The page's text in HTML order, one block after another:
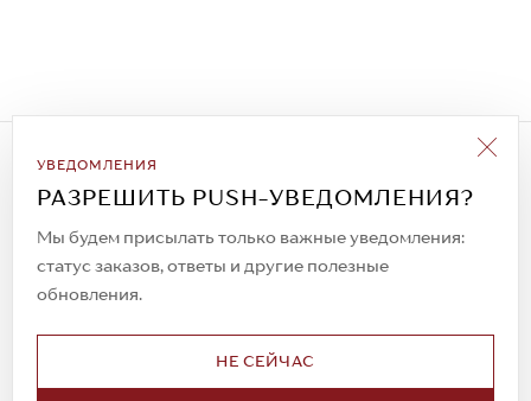
УВЕДОМЛЕНИЯ
РАЗРЕШИТЬ PUSH-УВЕДОМЛЕНИЯ?
Мы будем присылать только важные уведомления:
статус заказов, ответы и другие полезные
обновления.
НЕ СЕЙЧАС
Подписаться на рассылку
Всегда будьте в курсе новых акций и
спецпредложений!
© 2023. AIT Shoes
Все права защищены